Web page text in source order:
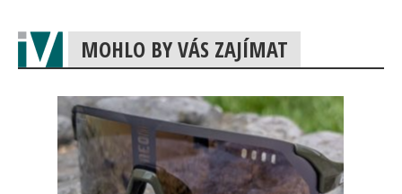
MOHLO BY VÁS ZAJÍMAT